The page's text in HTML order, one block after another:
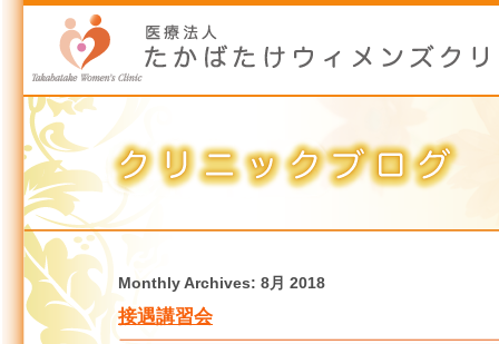
Monthly Archives: 8月 2018
接遇講習会